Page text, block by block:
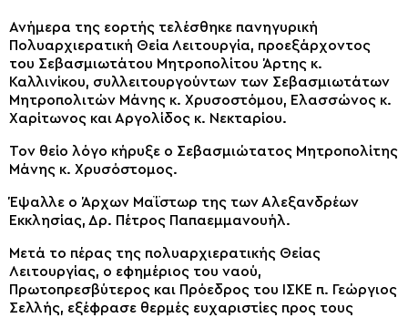
Ανήμερα της εορτής τελέσθηκε πανηγυρική
Πολυαρχιερατική Θεία Λειτουργία, προεξάρχοντος
του Σεβασμιωτάτου Μητροπολίτου Άρτης κ.
Καλλινίκου, συλλειτουργούντων των Σεβασμιωτάτων
Μητροπολιτών Μάνης κ. Χρυσοστόμου, Ελασσώνος κ.
Χαρίτωνος και Αργολίδος κ. Νεκταρίου.
Τον θείο λόγο κήρυξε ο Σεβασμιώτατος Μητροπολίτης
Μάνης κ. Χρυσόστομος.
Έψαλλε ο Άρχων Μαΐστωρ της των Αλεξανδρέων
Εκκλησίας, Δρ. Πέτρος Παπαεμμανουήλ.
Μετά το πέρας της πολυαρχιερατικής Θείας
Λειτουργίας, ο εφημέριος του ναού,
Πρωτοπρεσβύτερος και Πρόεδρος του ΙΣΚΕ π. Γεώργιος
Σελλής, εξέφρασε θερμές ευχαριστίες προς τους